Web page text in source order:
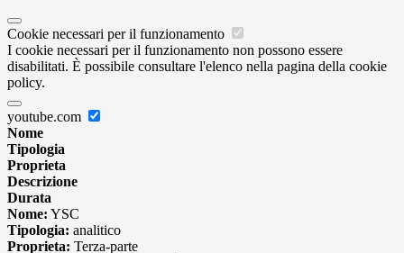
Cookie necessari per il funzionamento
I cookie necessari per il funzionamento non possono essere
disabilitati. È possibile consultare l'elenco nella pagina della cookie
policy.
youtube.com
Nome
Tipologia
Proprieta
Descrizione
Durata
Nome: YSC
Tipologia: analitico
Proprieta: Terza-parte